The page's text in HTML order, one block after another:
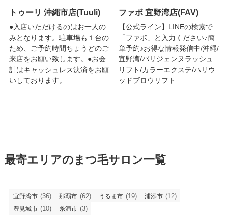
トゥーリ 沖縄市店(Tuuli)
●入店いただけるのはお一人の
みとなります。駐車場も１台の
ため、ご予約時間ちょうどのご
来店をお願い致します。●お会
計はキャッシュレス決済をお願
いしております。
ファボ 宜野湾店(FAV)
【公式ライン】LINEの検索で
「ファボ」と入力ください♪簡
単予約♪お得な情報発信中/沖縄/
宜野湾/パリジェンヌラッシュ
リフト/カラーエクステ/ハリウ
ッドブロウリフト
最寄エリアのまつ毛サロン一覧
宜野湾市 (36) 那覇市 (62) うるま市 (19) 浦添市 (12)
豊見城市 (10) 糸満市 (3)